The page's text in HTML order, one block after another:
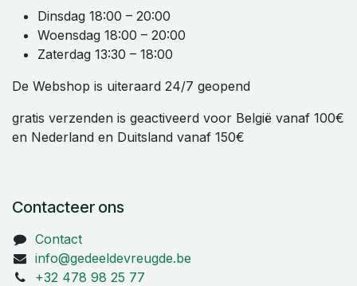
Dinsdag 18:00 – 20:00
Woensdag 18:00 – 20:00
Zaterdag 13:30 – 18:00
De Webshop is uiteraard 24/7 geopend
gratis verzenden is geactiveerd voor België vanaf 100€
en Nederland en Duitsland vanaf 150€
Contacteer ons
Contact
info@gedeeldevreugde.be
+32 478 98 25 77